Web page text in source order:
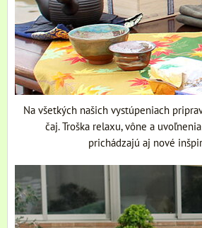
Na všetkých našich vystúpeniach
čaj. Troška relaxu, vône a
prichádzajú aj nové